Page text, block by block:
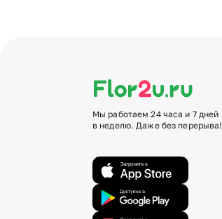
Мы работаем 24 часа и 7 дней
в неделю. Даже без перерыва!